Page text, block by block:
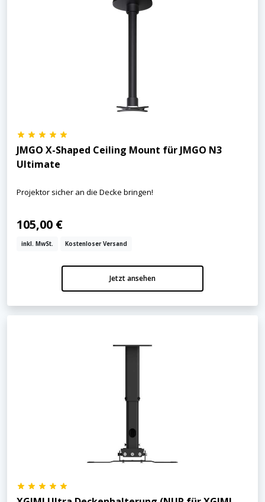
JMGO X-Shaped Ceiling Mount für JMGO N3
Ultimate
Projektor sicher an die Decke bringen!
105,00 €
inkl. MwSt. Kostenloser Versand
Jetzt ansehen